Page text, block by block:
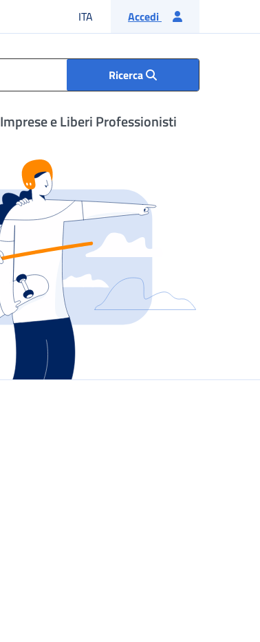
ITA Lingua italiana
Accedi
Ricerca
Imprese e Liberi Professionisti